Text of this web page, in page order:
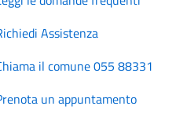
Assistenza
il comune 055 88331
un appuntamento